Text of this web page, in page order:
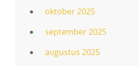
oktober 2025
september 2025
augustus 2025